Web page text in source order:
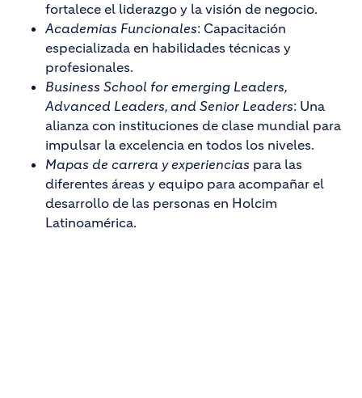
fortalece el liderazgo y la visión de negocio.
Academias Funcionales: Capacitación
especializada en habilidades técnicas y
profesionales.
Business School for emerging Leaders,
Advanced Leaders, and Senior Leaders: Una
alianza con instituciones de clase mundial para
impulsar la excelencia en todos los niveles.
Mapas de carrera y experiencias para las
diferentes áreas y equipo para acompañar el
desarrollo de las personas en Holcim
Latinoamérica.